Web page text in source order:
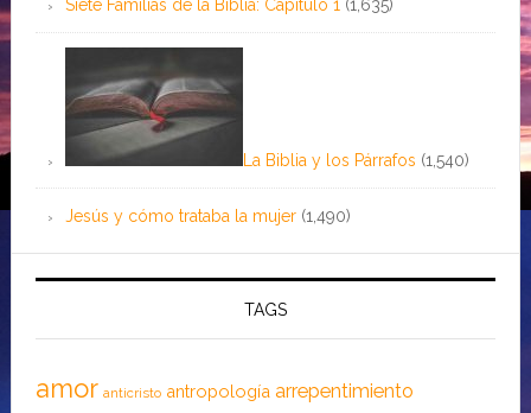
Siete Familias de la Biblia: Capítulo 1 (1,635)
La Biblia y los Párrafos (1,540)
Jesús y cómo trataba la mujer (1,490)
TAGS
amor anticristo antropología arrepentimiento